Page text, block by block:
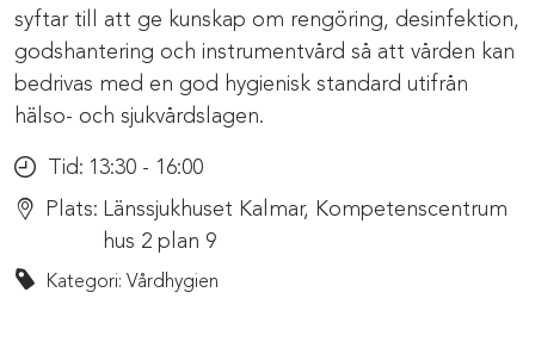
syftar till att ge kunskap om rengöring, desinfektion,
godshantering och instrumentvård så att vården kan
bedrivas med en god hygienisk standard utifrån
hälso- och sjukvårdslagen.
Tid: 13:30 - 16:00
Plats: Länssjukhuset Kalmar, Kompetenscentrum
hus 2 plan 9
Kategori: Vårdhygien